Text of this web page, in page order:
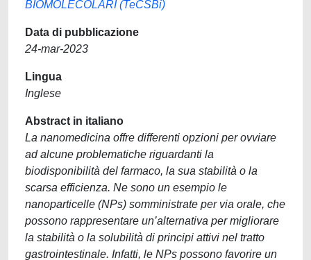
BIOMOLECOLARI (TeCSBi)
Data di pubblicazione
24-mar-2023
Lingua
Inglese
Abstract in italiano
La nanomedicina offre differenti opzioni per ovviare
ad alcune problematiche riguardanti la
biodisponibilità del farmaco, la sua stabilità o la
scarsa efficienza. Ne sono un esempio le
nanoparticelle (NPs) somministrate per via orale, che
possono rappresentare un’alternativa per migliorare
la stabilità o la solubilità di principi attivi nel tratto
gastrointestinale. Infatti, le NPs possono favorire un